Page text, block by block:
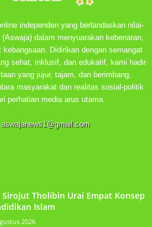
independen yang berlandaskan nilai-
dalam menyuarakan kebenaran,
Didirikan dengan semangat
sehat, inklusif, dan edukatif, kami hadir
yang jujur, tajam, dan berimbang,
masyarakat dan realitas sosial-politik
perhatian media arus utama.
aswajanews1@gmail.com
Sirojut Tholibin Urai Empat Konsep
Islam
2026